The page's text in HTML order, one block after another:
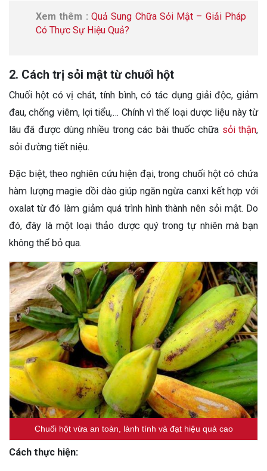
Xem thêm : Quả Sung Chữa Sỏi Mật – Giải Pháp
Có Thực Sự Hiệu Quả?
2. Cách trị sỏi mật từ chuối hột
Chuối hột có vị chát, tính bình, có tác dụng giải độc, giảm
đau, chống viêm, lợi tiểu,… Chính vì thế loại dược liệu này từ
lâu đã được dùng nhiều trong các bài thuốc chữa sỏi thận,
sỏi đường tiết niệu.
Đặc biệt, theo nghiên cứu hiện đại, trong chuối hột có chứa
hàm lượng magie dồi dào giúp ngăn ngừa canxi kết hợp với
oxalat từ đó làm giảm quá trình hình thành nên sỏi mật. Do
đó, đây là một loại thảo dược quý trong tự nhiên mà bạn
không thể bỏ qua.
Chuối hột vừa an toàn, lành tính và đạt hiệu quả cao
Cách thực hiện: